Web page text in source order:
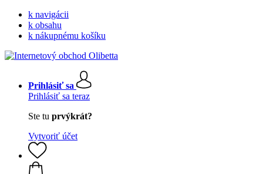
k navigácii
k obsahu
k nákupnému košíku
Prihlásiť sa
Prihlásiť sa teraz
Ste tu prvýkrát?
Vytvoriť účet